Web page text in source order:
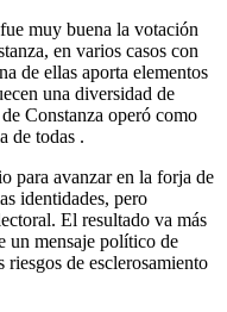
muy buena la votación
en varios casos con
de ellas aporta elementos
una diversidad de
Constanza operó como
de todas .
para avanzar en la forja de
identidades, pero
El resultado va más
un mensaje político de
de esclerosamiento